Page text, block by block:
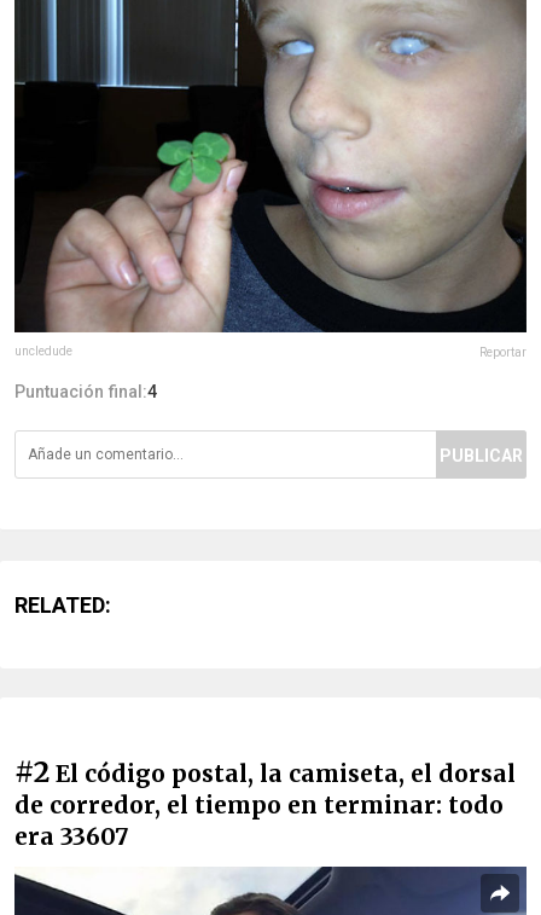
uncledude Reportar
Puntuación final:4
PUBLICAR
RELATED:
#2 El código postal, la camiseta, el dorsal
de corredor, el tiempo en terminar: todo
era 33607